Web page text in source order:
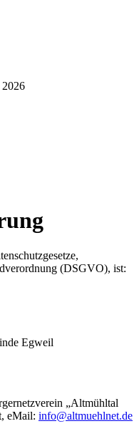
(DSGVO), ist:
Egweil
„Altmühltal
eMail: info@altmuehlnet.de